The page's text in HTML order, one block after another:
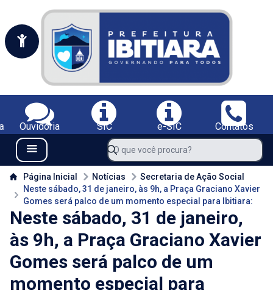
Portal da Prefeitura Municipal de Ibitiara-BA
Serviços da Prefeitura Municipal de Ibitiara-BA;
Ouvidoria SIC e-SIC
Contatos
Navegue pelo portal da Prefeitura de Ibitiara-BA
Menu Bar
O que você procura?
Conteúdo da Prefeitura de Ibitiara-BA
Página Inicial Notícias
Secretaria de Ação Social
Neste sábado, 31 de janeiro, às 9h, a Praça Graciano Xavier
Gomes será palco de um momento especial para Ibitiara:
Neste sábado, 31 de janeiro,
às 9h, a Praça Graciano Xavier
Gomes será palco de um
momento especial para